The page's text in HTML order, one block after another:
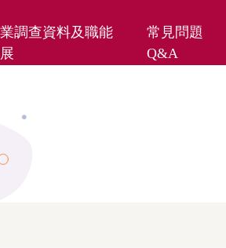
調查資料及職能
常見問題
Q&A